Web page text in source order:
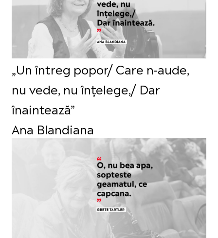
„Un întreg popor/ Care n-aude,
nu vede, nu înțelege,/ Dar
înaintează”
Ana Blandiana